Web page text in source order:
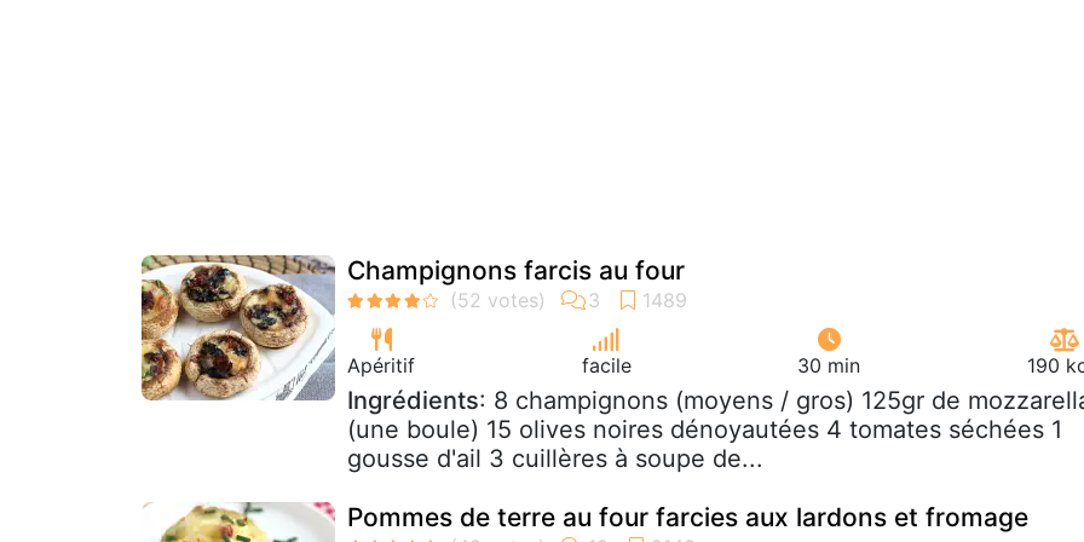
Champignons farcis au four
Apéritif facile 30 min 190
Ingrédients: 8 champignons (moyens / gros) 125gr de
(une boule) 15 olives noires dénoyautées 4 tomates séchées 1
gousse d'ail 3 cuillères à soupe de...
Pommes de terre au four farcies aux lardons et fromage